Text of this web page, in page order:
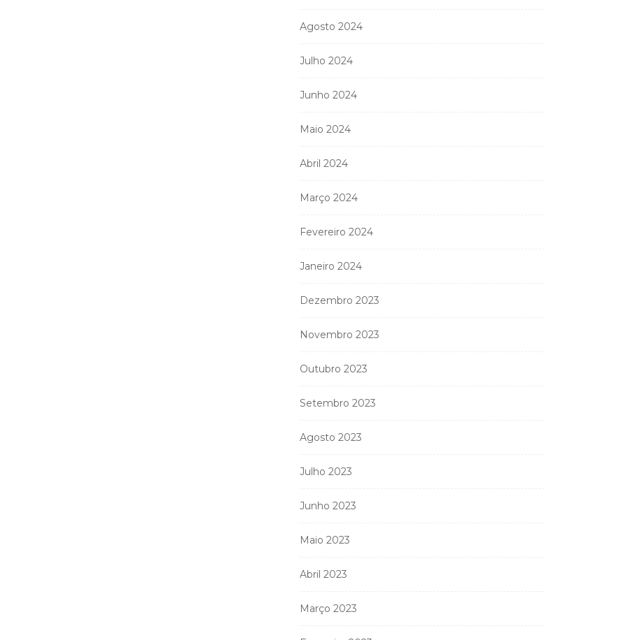
Agosto 2024
Julho 2024
Junho 2024
Maio 2024
Abril 2024
Março 2024
Fevereiro 2024
Janeiro 2024
Dezembro 2023
Novembro 2023
Outubro 2023
Setembro 2023
Agosto 2023
Julho 2023
Junho 2023
Maio 2023
Abril 2023
Março 2023